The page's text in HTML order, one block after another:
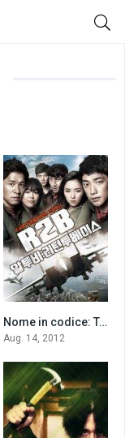
6.1Nome in codice: Top Gun (2012)
Aug. 14, 2012